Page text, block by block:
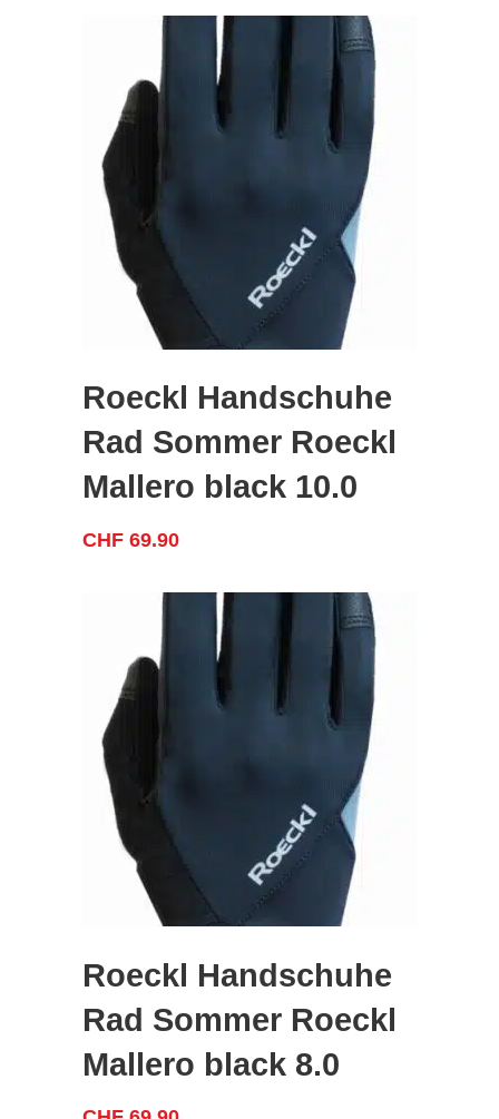
Roeckl Handschuhe
Rad Sommer Roeckl
Mallero black 10.0
CHF 69.90
Roeckl Handschuhe
Rad Sommer Roeckl
Mallero black 8.0